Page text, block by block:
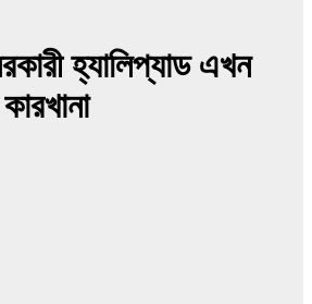
হ্যালিপ্যাড এখন